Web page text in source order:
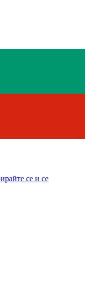
се и се